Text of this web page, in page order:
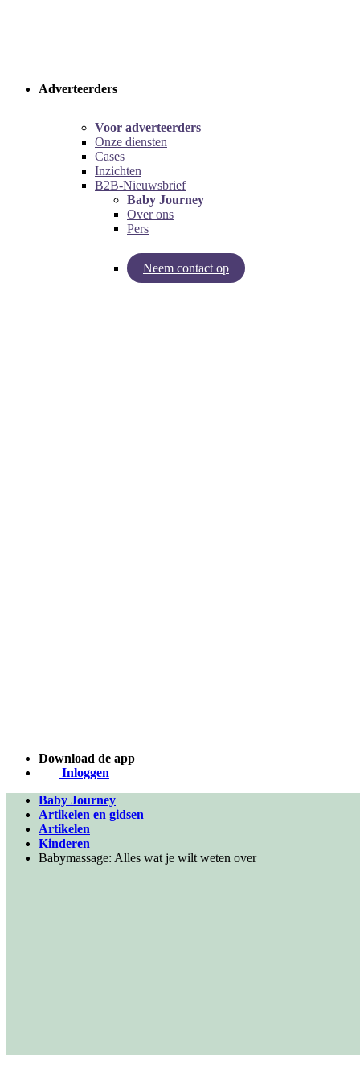
Adverteerders
Voor adverteerders
Onze diensten
Cases
Inzichten
B2B-Nieuwsbrief
Baby Journey
Over ons
Pers
Neem contact op
Download de app
Inloggen
Baby Journey
Artikelen en gidsen
Artikelen
Kinderen
Babymassage: Alles wat je wilt weten over